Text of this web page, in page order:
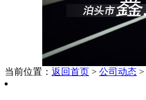
当前位置： 返回首页 > 公司动态 >